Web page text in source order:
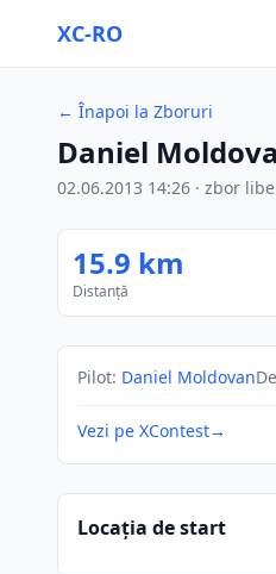
XC-RO
← Înapoi la Zboruri
Daniel
02.06.2013 14:26 · zbor
15.9 km
Distanță
Pilot: Daniel Moldovan
Vezi pe XContest→
Locația de start